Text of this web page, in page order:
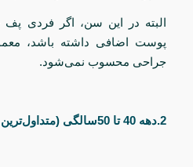
البته در این سن، اگر فردی
پوست اضافی داشته باشد،
جراحی محسوب نمی‌شود.
2.دهه 40 تا 50سالگی (متداول‌ترین گروه)